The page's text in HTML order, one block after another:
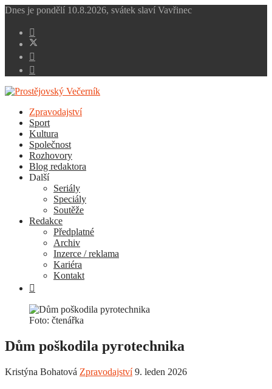
Dnes je pondělí 10.8.2026, svátek slaví Vavřinec
Zpravodajství
Sport
Kultura
Společnost
Rozhovory
Blog redaktora
Další
Seriály
Speciály
Soutěže
Redakce
Předplatné
Archiv
Inzerce / reklama
Kariéra
Kontakt
Foto: čtenářka
Dům poškodila pyrotechnika
Kristýna Bohatová Zpravodajství 9. leden 2026